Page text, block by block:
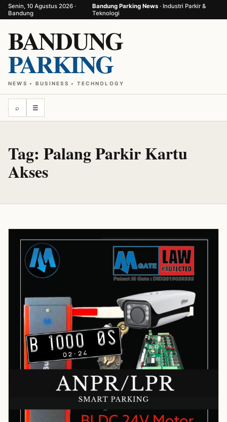
Senin, 10 Agustus 2026 ·
Bandung
Bandung Parking News· Industri Parkir &
Teknologi
BANDUNG
PARKING
NEWS • BUSINESS • TECHNOLOGY
⌕ ☰
Tag: Palang Parkir Kartu
Akses